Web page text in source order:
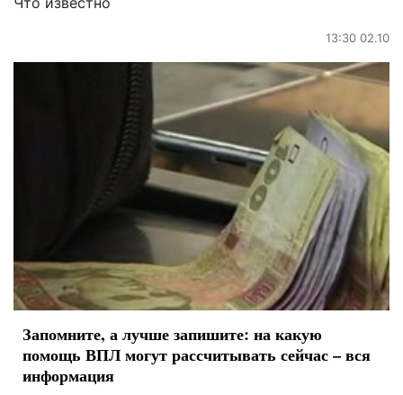
13:30 02.10
Запомните, а лучше запишите: на какую
помощь ВПЛ могут рассчитывать сейчас – вся
информация